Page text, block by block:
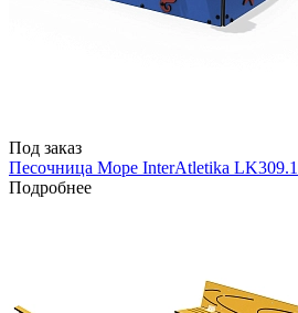
Под заказ
Песочница Море InterAtletika LK309.1
Подробнее